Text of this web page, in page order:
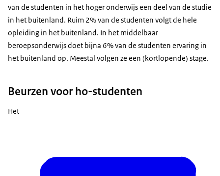
van de studenten in het hoger onderwijs een deel van de studie
in het buitenland. Ruim 2% van de studenten volgt de hele
opleiding in het buitenland. In het middelbaar
beroepsonderwijs doet bijna 6% van de studenten ervaring in
het buitenland op. Meestal volgen ze een (kortlopende) stage.
Beurzen voor ho-studenten
Het